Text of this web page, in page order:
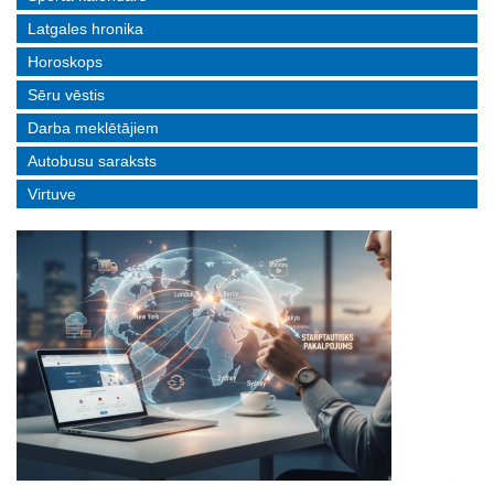
Latgales hronika
Horoskops
Sēru vēstis
Darba meklētājiem
Autobusu saraksts
Virtuve